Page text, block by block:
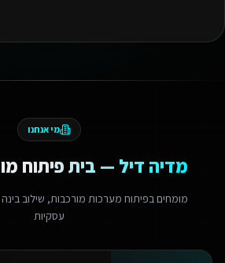
מי אנחנו
מדיה דיל — בית פיתוח
מומחים בפיתוח מערכות מורכבות, שילוב
עסקיות